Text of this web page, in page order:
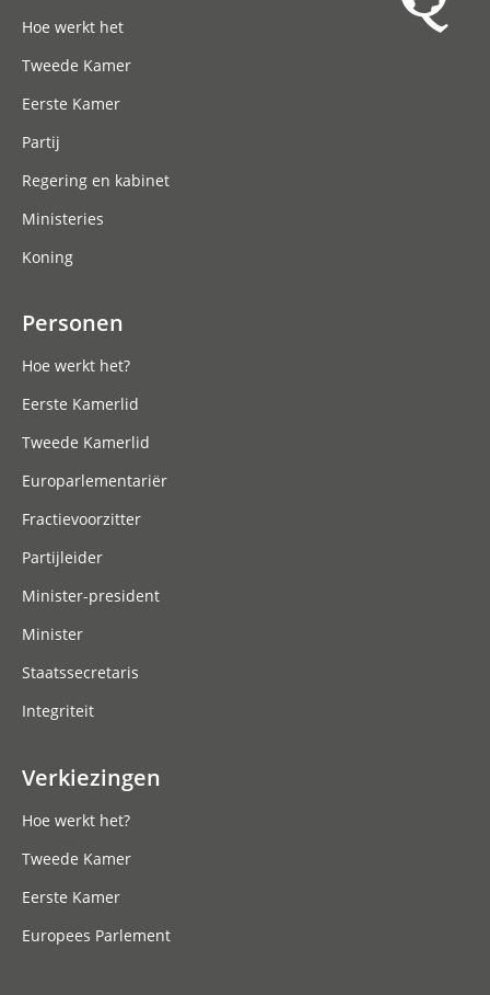
Hoe werkt het
Tweede Kamer
Eerste Kamer
Partij
Regering en kabinet
Ministeries
Koning
Personen
Hoe werkt het?
Eerste Kamerlid
Tweede Kamerlid
Europarlementariër
Fractievoorzitter
Partijleider
Minister-president
Minister
Staatssecretaris
Integriteit
Verkiezingen
Hoe werkt het?
Tweede Kamer
Eerste Kamer
Europees Parlement